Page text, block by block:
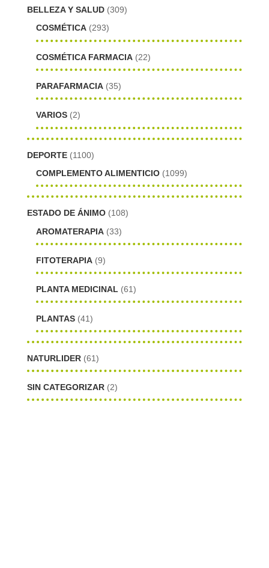
BELLEZA Y SALUD (309)
COSMÉTICA (293)
COSMÉTICA FARMACIA (22)
PARAFARMACIA (35)
VARIOS (2)
DEPORTE (1100)
COMPLEMENTO ALIMENTICIO (1099)
ESTADO DE ÁNIMO (108)
AROMATERAPIA (33)
FITOTERAPIA (9)
PLANTA MEDICINAL (61)
PLANTAS (41)
NATURLIDER (61)
SIN CATEGORIZAR (2)